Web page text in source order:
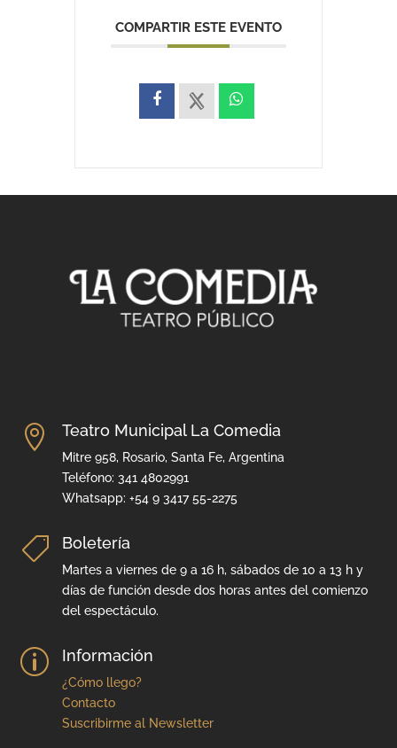
COMPARTIR ESTE EVENTO
 Teatro Municipal La Comedia
Mitre 958, Rosario, Santa Fe, Argentina
Teléfono: 341 4802991
Whatsapp: +54 9 3417 55-2275
 Boletería
Martes a viernes de 9 a 16 h, sábados de 10 a 13 h y
días de función desde dos horas antes del comienzo
del espectáculo.
p Información
¿Cómo llego?
Contacto
Suscribirme al Newsletter